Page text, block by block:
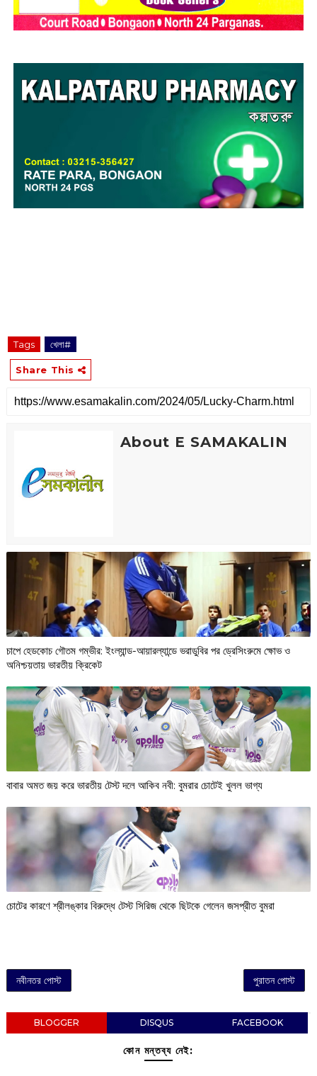
Tags খেলা#
Share This
About E SAMAKALIN
চাপে হেডকোচ গৌতম গম্ভীর: ইংল্যান্ড-আয়ারল্যান্ডে ভরাডুবির পর ড্রেসিংরুমে ক্ষোভ ও
অনিশ্চয়তায় ভারতীয় ক্রিকেট
বাবার অমত জয় করে ভারতীয় টেস্ট দলে আকিব নবী: বুমরার চোটেই খুলল ভাগ্য
চোটের কারণে শ্রীলঙ্কার বিরুদ্ধে টেস্ট সিরিজ থেকে ছিটকে গেলেন জসপ্রীত বুমরা
নবীনতর পোস্ট পুরাতন পোস্ট
BLOGGER DISQUS FACEBOOK
কোন মন্তব্য নেই: